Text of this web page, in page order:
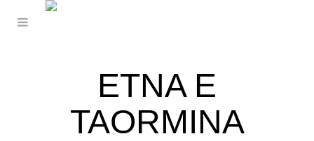
ETNA E
TAORMINA